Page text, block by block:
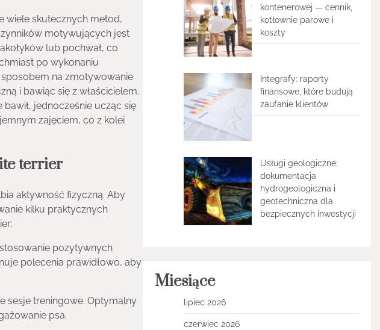
wiele skutecznych metod,
motywujących jest
lub pochwał, co
po wykonaniu
na zmotywowanie
i bawiąc się z właścicielem.
jednocześnie ucząc się
zajęciem, co z kolei
terrier
aktywność fizyczną. Aby
kilku praktycznych
pozytywnych
polecenia prawidłowo, aby
sesje treningowe. Optymalny
psa.
kontenerowej — cennik,
kotłownie parowe i
koszty
Integrafy: raporty
finansowe, które budują
zaufanie klientów
Usługi geologiczne:
dokumentacja
hydrogeologiczna i
geotechniczna dla
bezpiecznych inwestycji
Miesiące
lipiec 2026
czerwiec 2026